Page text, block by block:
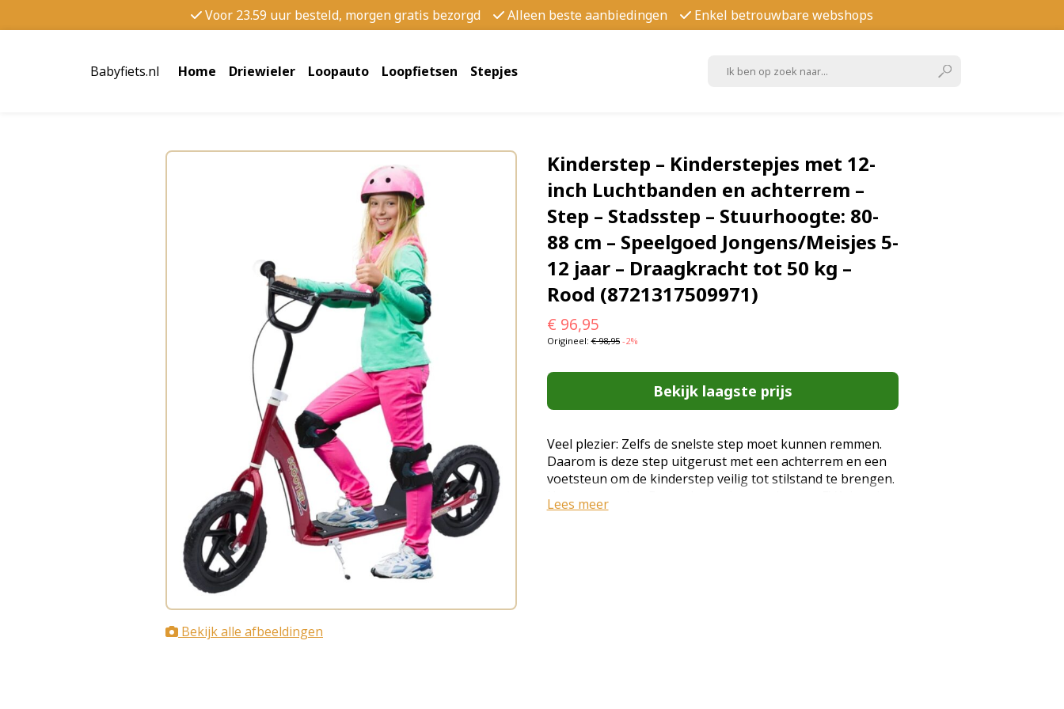
Voor 23.59 uur besteld, morgen gratis bezorgd Alleen beste aanbiedingen Enkel betrouwbare webshops
Babyfiets.nl Home Driewieler Loopauto Loopfietsen Stepjes
Bekijk alle afbeeldingen
Kinderstep – Kinderstepjes met 12-
inch Luchtbanden en achterrem –
Step – Stadsstep – Stuurhoogte: 80-
88 cm – Speelgoed Jongens/Meisjes 5-
12 jaar – Draagkracht tot 50 kg –
Rood (8721317509971)
€ 96,95
Origineel:€98,95 -2%
Bekijk laagste prijs
Veel plezier: Zelfs de snelste step moet kunnen remmen.
Daarom is deze step uitgerust met een achterrem en een
voetsteun om de kinderstep veilig tot stilstand te brengen.
Hoge prestaties: De stadsstep is voorzien van EVA-banden
voor een comfortabele rit en optimaal plezier.
Lees meer